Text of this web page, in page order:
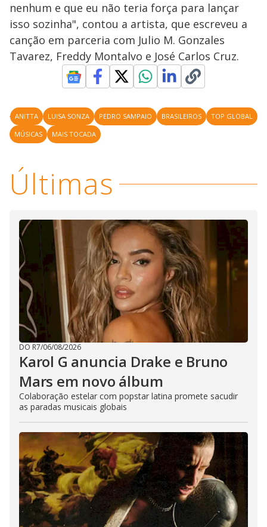
nenhum e que eu não teria força para lançar
isso sozinha", contou a artista, que escreveu a
canção em parceria com Julio M. Gonzales
Tavarez, Freddy Montalvo e José Carlos Cruz.
ANITTA LUISA SONZA PEDRO SAMPAIO BRASILEIROS
TOP GLOBAL
MÚSICAS
MAIS TOCADA
Últimas
DO R7/06/08/2026
Karol G anuncia Drake e Bruno
Mars em novo álbum
Colaboração estelar com popstar latina promete sacudir
as paradas musicais globais